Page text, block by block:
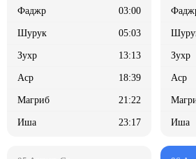
03:00
05:03
13:13
18:39
21:22
23:17